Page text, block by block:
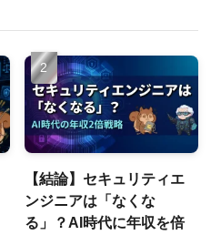
【結論】セキュリティエ
ンジニアは「なくな
る」？AI時代に年収を倍